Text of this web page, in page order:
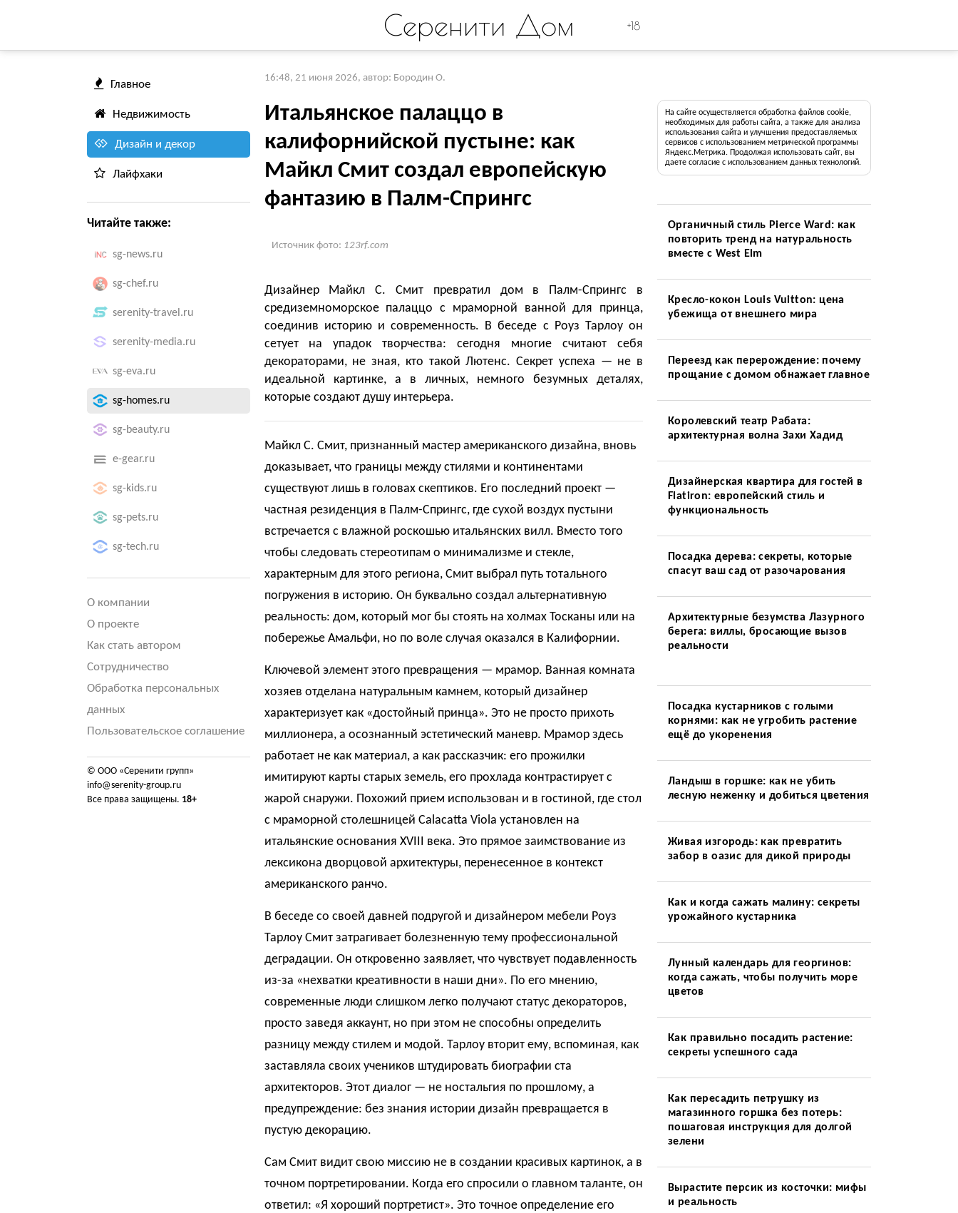
Серенити Дом +18
Главное
Недвижимость
Дизайн и декор
Лайфхаки
Читайте также:
sg-news.ru
sg-chef.ru
serenity-travel.ru
serenity-media.ru
sg-eva.ru
sg-homes.ru
sg-beauty.ru
e-gear.ru
sg-kids.ru
sg-pets.ru
sg-tech.ru
О компании
О проекте
Как стать автором
Сотрудничество
Обработка персональных
данных
Пользовательское соглашение
© ООО «Серенити групп»
info@serenity-group.ru
Все права защищены. 18+
16:48, 21 июня 2026, автор: Бородин О.
Итальянское палаццо в
калифорнийской пустыне: как
Майкл Смит создал европейскую
фантазию в Палм-Спрингс
Источник фото: 123rf.com
Дизайнер Майкл С. Смит превратил дом в Палм-Спрингс в
средиземноморское палаццо с мраморной ванной для принца,
соединив историю и современность. В беседе с Роуз Тарлоу он
сетует на упадок творчества: сегодня многие считают себя
декораторами, не зная, кто такой Лютенс. Секрет успеха — не в
идеальной картинке, а в личных, немного безумных деталях,
которые создают душу интерьера.
Майкл С. Смит, признанный мастер американского дизайна, вновь
доказывает, что границы между стилями и континентами
существуют лишь в головах скептиков. Его последний проект —
частная резиденция в Палм-Спрингс, где сухой воздух пустыни
встречается с влажной роскошью итальянских вилл. Вместо того
чтобы следовать стереотипам о минимализме и стекле,
характерным для этого региона, Смит выбрал путь тотального
погружения в историю. Он буквально создал альтернативную
реальность: дом, который мог бы стоять на холмах Тосканы или на
побережье Амальфи, но по воле случая оказался в Калифорнии.
Ключевой элемент этого превращения — мрамор. Ванная комната
хозяев отделана натуральным камнем, который дизайнер
характеризует как «достойный принца». Это не просто прихоть
миллионера, а осознанный эстетический маневр. Мрамор здесь
работает не как материал, а как рассказчик: его прожилки
имитируют карты старых земель, его прохлада контрастирует с
жарой снаружи. Похожий прием использован и в гостиной, где стол
с мраморной столешницей Calacatta Viola установлен на
итальянские основания XVIII века. Это прямое заимствование из
лексикона дворцовой архитектуры, перенесенное в контекст
американского ранчо.
В беседе со своей давней подругой и дизайнером мебели Роуз
Тарлоу Смит затрагивает болезненную тему профессиональной
деградации. Он откровенно заявляет, что чувствует подавленность
из-за «нехватки креативности в наши дни». По его мнению,
современные люди слишком легко получают статус декораторов,
просто заведя аккаунт, но при этом не способны определить
разницу между стилем и модой. Тарлоу вторит ему, вспоминая, как
заставляла своих учеников штудировать биографии ста
архитекторов. Этот диалог — не ностальгия по прошлому, а
предупреждение: без знания истории дизайн превращается в
пустую декорацию.
Сам Смит видит свою миссию не в создании красивых картинок, а в
точном портретировании. Когда его спросили о главном таланте, он
ответил: «Я хороший портретист». Это точное определение его
На сайте осуществляется обработка файлов cookie,
необходимых для работы сайта, а также для анализа
использования сайта и улучшения предоставляемых
сервисов с использованием метрической программы
Яндекс.Метрика. Продолжая использовать сайт, вы
даете согласие с использованием данных технологий.
Органичный стиль Pierce Ward: как
повторить тренд на натуральность
вместе с West Elm
Кресло-кокон Louis Vuitton: цена
убежища от внешнего мира
Переезд как перерождение: почему
прощание с домом обнажает главное
Королевский театр Рабата:
архитектурная волна Захи Хадид
Дизайнерская квартира для гостей в
Flatiron: европейский стиль и
функциональность
Посадка дерева: секреты, которые
спасут ваш сад от разочарования
Архитектурные безумства Лазурного
берега: виллы, бросающие вызов
реальности
Посадка кустарников с голыми
корнями: как не угробить растение
ещё до укоренения
Ландыш в горшке: как не убить
лесную неженку и добиться цветения
Живая изгородь: как превратить
забор в оазис для дикой природы
Как и когда сажать малину: секреты
урожайного кустарника
Лунный календарь для георгинов:
когда сажать, чтобы получить море
цветов
Как правильно посадить растение:
секреты успешного сада
Как пересадить петрушку из
магазинного горшка без потерь:
пошаговая инструкция для долгой
зелени
Вырастите персик из косточки: мифы
и реальность